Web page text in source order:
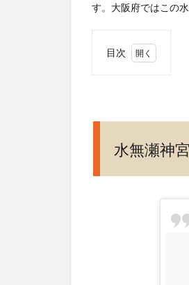
す。大阪府ではこの
目次
瀬
水無瀬神